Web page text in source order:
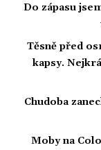
Do zápasu
Těsně před
kapsy.
Chudoba
Moby na